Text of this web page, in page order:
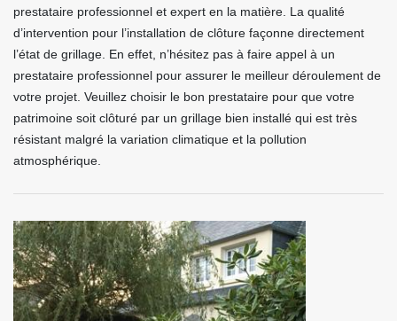
prestataire professionnel et expert en la matière. La qualité
d’intervention pour l’installation de clôture façonne directement
l’état de grillage. En effet, n’hésitez pas à faire appel à un
prestataire professionnel pour assurer le meilleur déroulement de
votre projet. Veuillez choisir le bon prestataire pour que votre
patrimoine soit clôturé par un grillage bien installé qui est très
résistant malgré la variation climatique et la pollution
atmosphérique.